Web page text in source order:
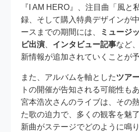
『I AM HERO』、注目曲「風と
録、そして購入特典デザインが
ースまでの期間には、
ミュージ
ビ出演
インタビュー記事など
新情報が追加されていくことが
また、アルバムを軸としたツア
トの開催が告知される可能性も
宮本浩次さんのライブは、その
た歌の迫力で、多くの観客を魅
新曲がステージでどのように鳴